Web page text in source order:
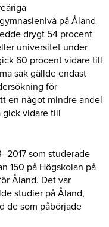
på Åland
drygt 54 procent
universitet under
60 procent vidare till
sak gällde endast
för
en något mindre andel
gick vidare till
som studerade
150 på Högskolan på
Åland. Det var
studier på Åland,
de som påbörjade